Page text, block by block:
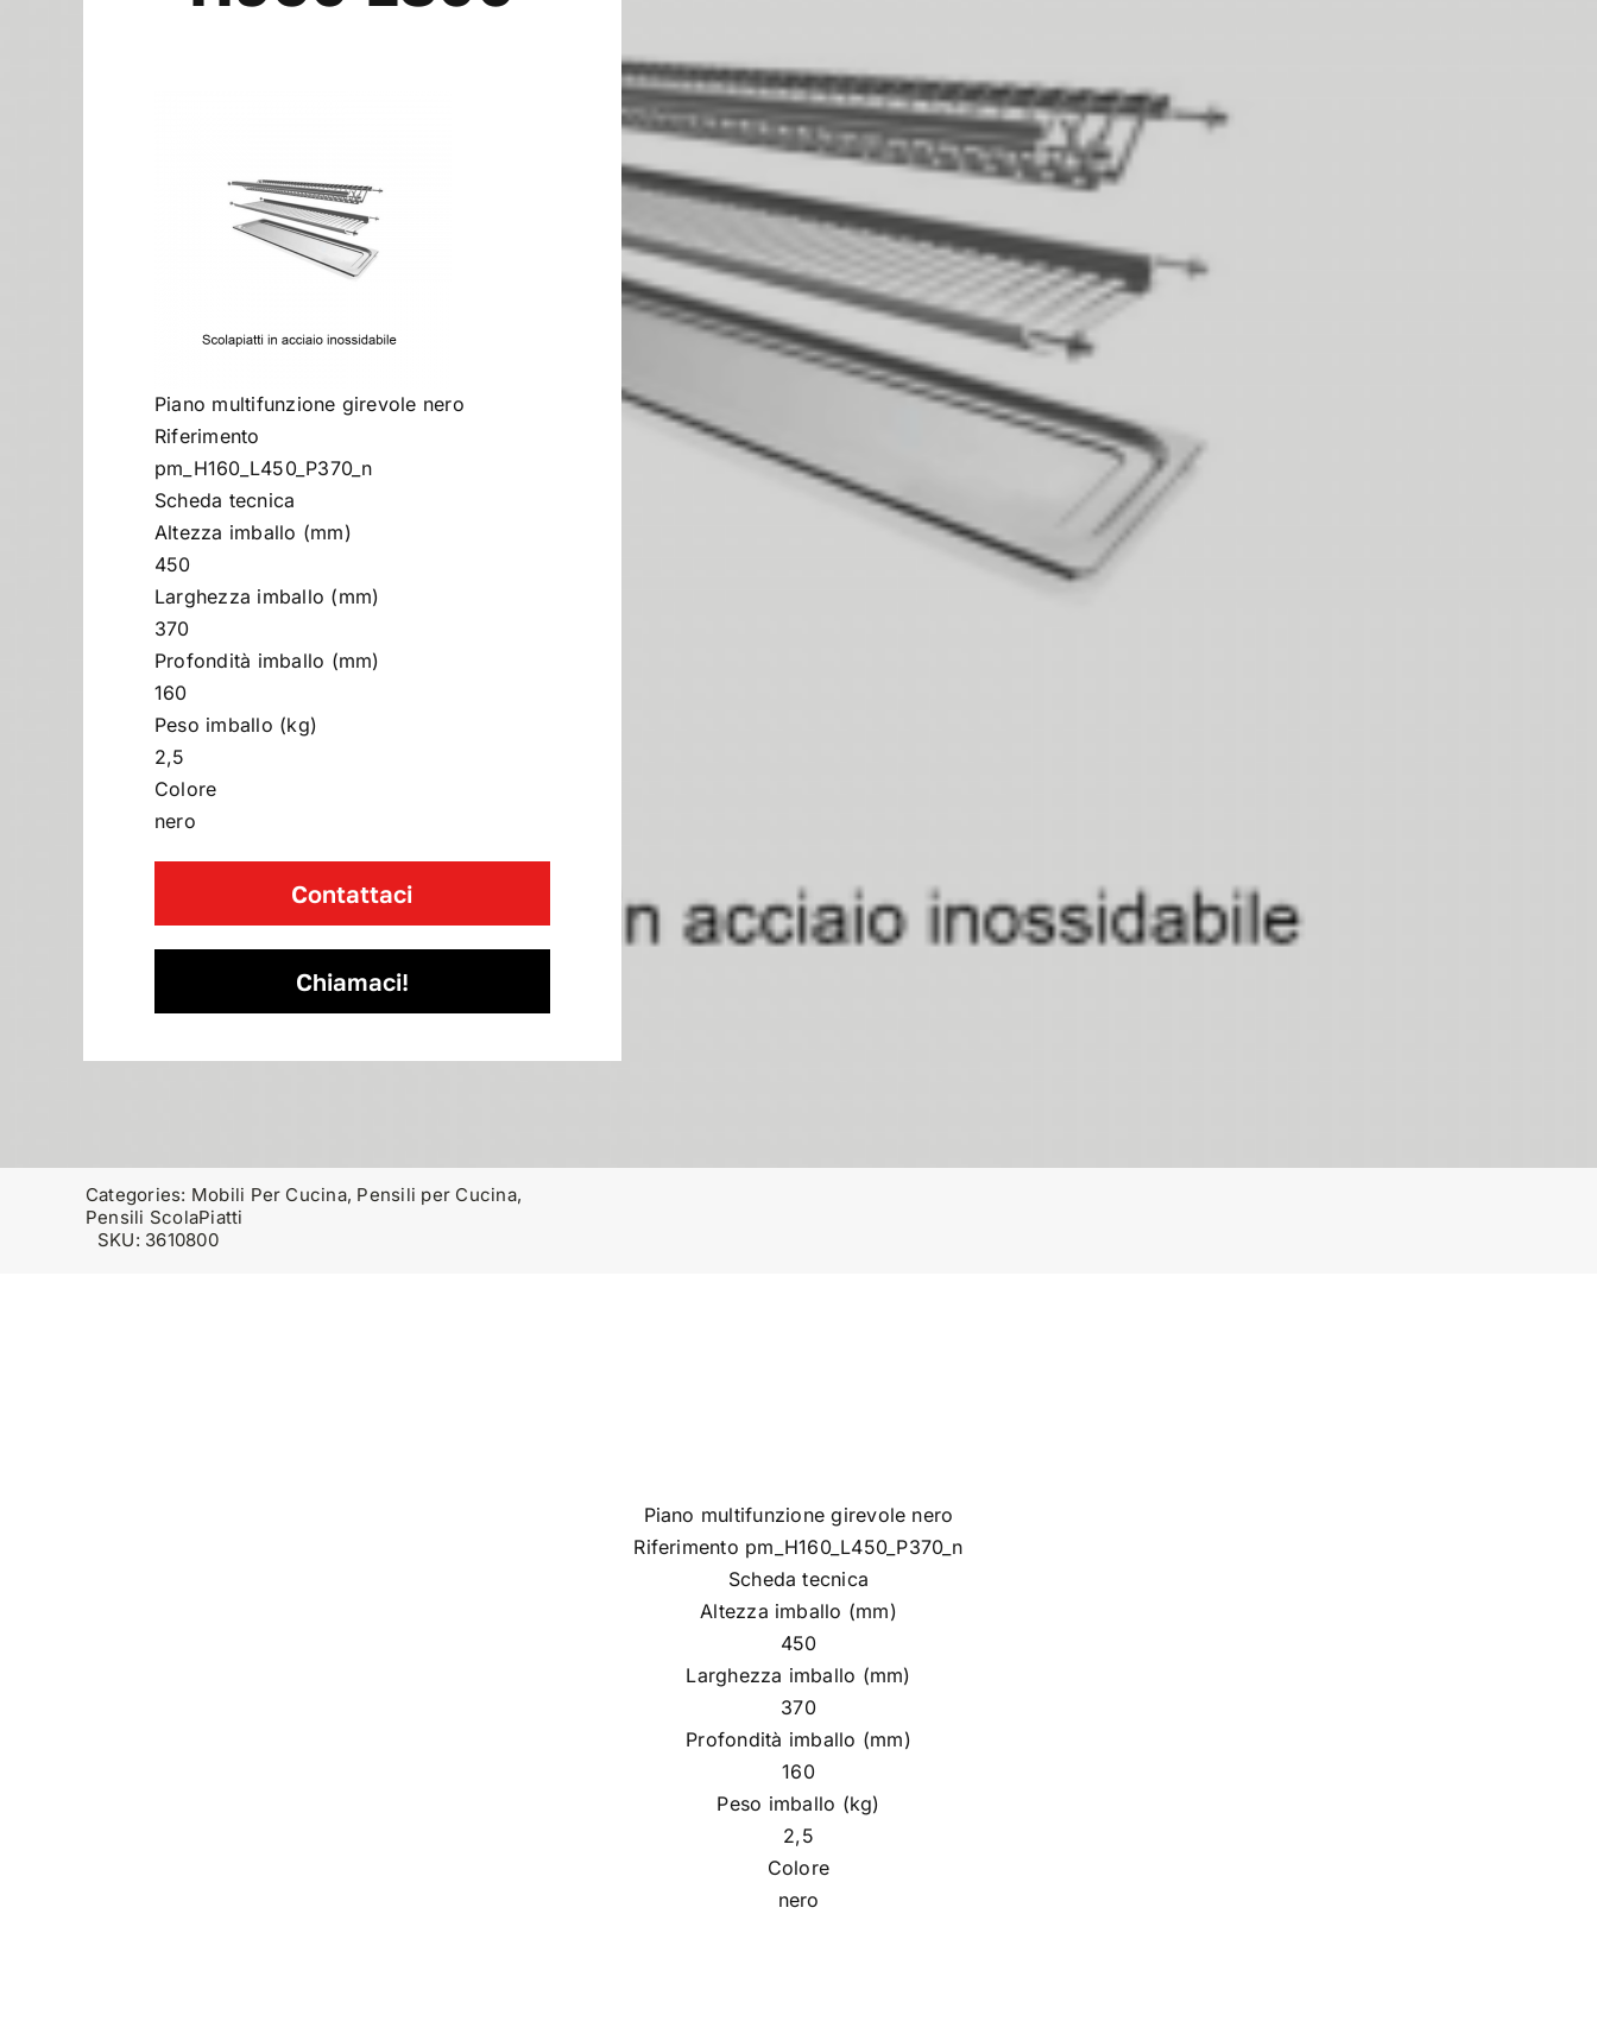
Piano multifunzione girevole nero
Riferimento
pm_H160_L450_P370_n
Scheda tecnica
Altezza imballo (mm)
450
Larghezza imballo (mm)
370
Profondità imballo (mm)
160
Peso imballo (kg)
2,5
Colore
nero
Contattaci
Chiamaci!
Categories: Mobili Per Cucina, Pensili per Cucina,
Pensili ScolaPiatti
SKU: 3610800
Piano multifunzione girevole nero
Riferimento pm_H160_L450_P370_n
Scheda tecnica
Altezza imballo (mm)
450
Larghezza imballo (mm)
370
Profondità imballo (mm)
160
Peso imballo (kg)
2,5
Colore
nero